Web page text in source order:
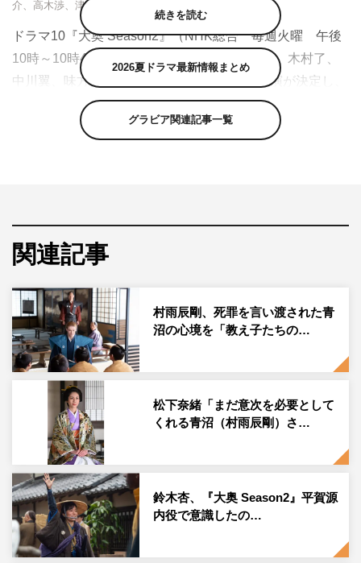
介、高木渉、津田健次郎
ドラマ10『大奥 Season2』（NHK総合 毎週火曜 午後
10時～10時45分）幕末編に、新たに髙嶋政伸、木村了、
中川翼、味方良介、高木渉、津田健次郎の出演が決定し、
コメントが到着した。
3代将軍・家光の時代から幕末・大政奉還に至るまで、男
観で鮮やかに描いたこの傑作コミックを原作に、3代将軍
家光から8代将軍吉宗までの物語をドラマ化し、ドラマ10
そして今秋、吉宗の遺志を継いだ若き医師たちが「赤面疱
瘡」撲滅に向けて立ち上がるその後の物語から、女将軍を
はじめとした幕府の人々が、“江戸城無血開城”のために奔
走した幕末・大政奉還の物語を初めて映像化する。
そんなドラマ10『大奥 Season2』の幕末編に、新たに6人
の出演が決定。家斉（
祥子（後の家定）を溺愛する徳川家慶役に髙嶋政伸。胤篤
（福士蒼汰）付きの中臈・中澤役に木村了。瀧山（
大）の部屋子・仲野役に中川翼。海軍伝習所に入所し、軍
艦奉行となる・勝義邦／海舟役に味方良介。老中首座・堀
田正睦役に高木渉。そして、彦根藩主で掃部頭、堀田正睦
続きを読む
2026夏ドラマ最新情報まとめ
グラビア関連記事一覧
関連記事
村雨辰剛、死罪を言い渡された青
沼の心境を「教え子たちの…
松下奈緒「まだ意次を必要として
くれる青沼（村雨辰剛）さ…
鈴木杏、『大奥 Season2』平賀源
内役で意識したの…